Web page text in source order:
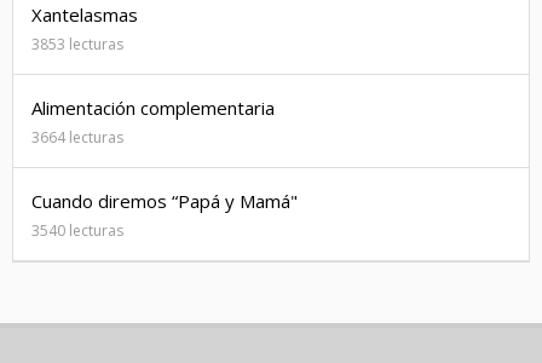
Xantelasmas
3853 lecturas
Alimentación complementaria
3664 lecturas
Cuando diremos “Papá y Mamá"
3540 lecturas